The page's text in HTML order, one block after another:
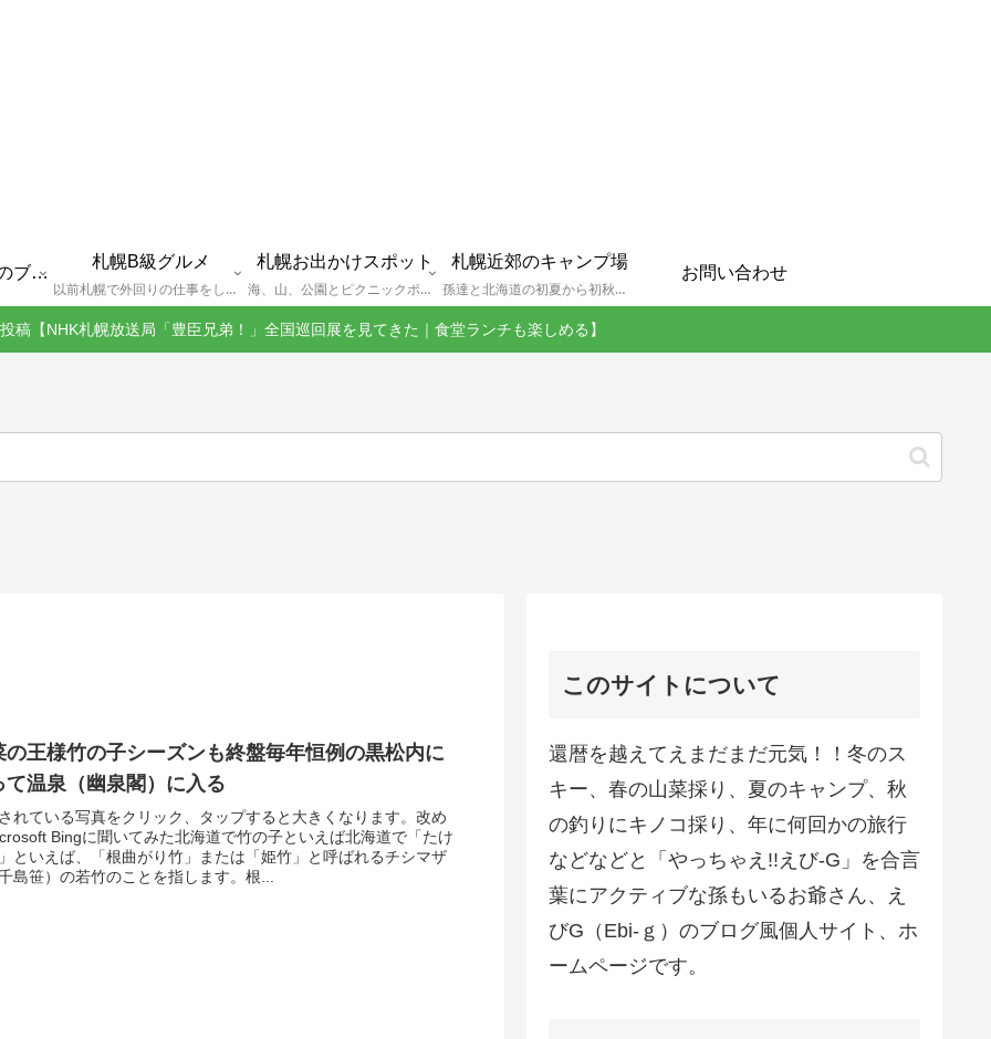
えびGとは？札幌のブログ運営者プロフィール
札幌B級グルメ
以前札幌で外回りの仕事をしていた還暦過ぎブロガー「えびG」がランチ（サラリーマンランチ、サラメシ）を中心に、おそば、ラーメン、中華、日替わりランチを「札幌Bグルメ」と題してレポートしているブログカテゴリーのページです。現在は定年後の再雇用で札幌中とはいかなまでも会社の近くのすすきの界隈や家のある札幌市南区を中心に徘徊しております。
札幌お出かけスポット
海、山、公園とピクニックポイントや名所、旧跡などなど、、、、、札幌はもとより郊外の無理なく日帰りでいって帰ってこれるお出かけスポットを孫っち達（小学５、３年生、幼稚園年長さんの３人）とえびGがお出かけをして紹介しているページです。
札幌近郊のキャンプ場
孫達と北海道の初夏から初秋にかけてキャンプに出かけます。キャンプ場情報だったり料理だったり花火や遊びに虫取りとまさに「やっちゃえ！えびG」やりたい放題のブログです。
お問い合わせ
稿【NHK札幌放送局「豊臣兄弟！」全国巡回展を見てきた｜食堂ランチも楽しめる】
の王様竹の子シーズンも終盤毎年恒例の黒松内に
て温泉（幽泉閣）に入る
れている写真をクリック、タップすると大きくなります。改め
Bingに聞いてみた北海道で竹の子といえば北海道で「たけ
といえば、「根曲がり竹」または「姫竹」と呼ばれるチシマザ
島笹）の若竹のことを指します。根...
このサイトについて
還暦を越えてえまだまだ元気！！冬のス
キー、春の山菜採り、夏のキャンプ、秋
の釣りにキノコ採り、年に何回かの旅行
などなどと「やっちゃえ!!えび-G」を合言
葉にアクティブな孫もいるお爺さん、え
びG（Ebi-ｇ）のブログ風個人サイト、ホ
ームページです。